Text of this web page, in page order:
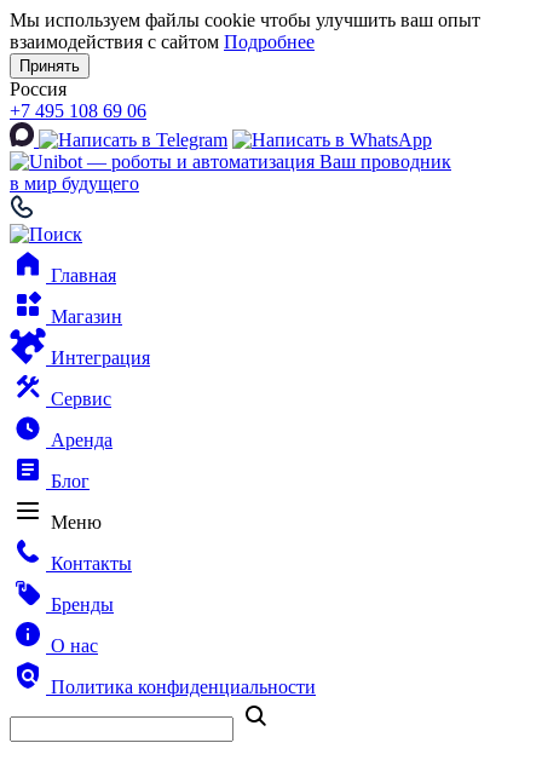
Мы используем файлы cookie чтобы улучшить ваш опыт
взаимодействия с сайтом Подробнее
Принять
Россия
+7 495 108 69 06
Ваш проводник
в мир будущего
Главная
Магазин
Интеграция
Сервис
Аренда
Блог
Меню
Контакты
Бренды
О нас
Политика конфиденциальности